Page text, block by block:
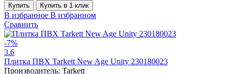
Купить Купить в 1 клик
В избранное В избранном
Сравнить
-7%
3.6
Плитка ПВХ Tarkett New Age Unity 230180023
Производитель: Tarkett